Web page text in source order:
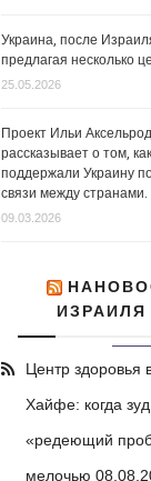
Украина, после
предлагая несколько
25.05.2026
Проект Ильи
рассказывает о том,
поддержали Украину
связи между странами.
09.03.2026
ИЗРАИЛЯ
Центр здоровья
Хайфе: когда
«редеющий
мелочью